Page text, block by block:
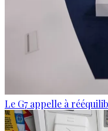
Le G7 appelle à